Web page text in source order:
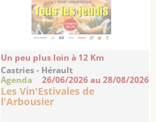
Un peu plus loin à 12 Km
Castries - Hérault
Agenda 26/06/2026 au 28/08/2026
Les Vin'Estivales de
l'Arbousier